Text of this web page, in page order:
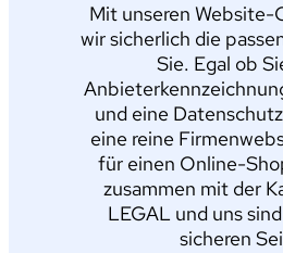
Mit unseren Website-
wir sicherlich die
Sie. Egal ob
und eine
eine reine
für einen Online-
zusammen mit der
LEGAL und uns
sicheren